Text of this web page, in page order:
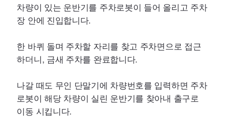
차량이 있는 운반기를 주차로봇이 들어 올리고 주차
장 안에 진입합니다.
한 바퀴 돌며 주차할 자리를 찾고 주차면으로 접근
하더니, 금새 주차를 완료합니다.
나갈 때도 무인 단말기에 차량번호를 입력하면 주차
로봇이 해당 차량이 실린 운반기를 찾아내 출구로
이동 시킵니다.